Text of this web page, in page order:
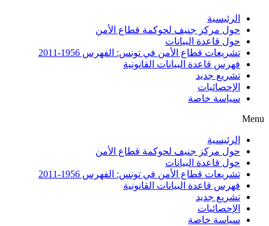
الرئيسية
حول مركز جنيف لحوكمة قطاع الأمن
حول قاعدة البيانات
تشريعات قطاع الأمن في تونس: الفهرس 1956-2011
فهرس قاعدة البيانات القانونية
تشريع جديد
الإحصائيات
سياسة خاصة
Menu
الرئيسية
حول مركز جنيف لحوكمة قطاع الأمن
حول قاعدة البيانات
تشريعات قطاع الأمن في تونس: الفهرس 1956-2011
فهرس قاعدة البيانات القانونية
تشريع جديد
الإحصائيات
سياسة خاصة